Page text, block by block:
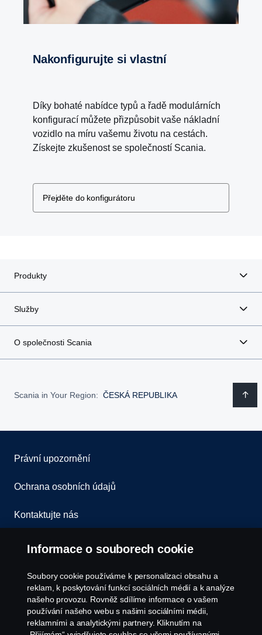
Nakonfigurujte si vlastní
Díky bohaté nabídce typů a řadě modulárních
konfigurací můžete přizpůsobit vaše nákladní
vozidlo na míru vašemu životu na cestách.
Získejte zkušenost se společností Scania.
Přejděte do konfigurátoru
Produkty
Služby
O společnosti Scania
Scania in Your Region: ČESKÁ REPUBLIKA
Právní upozornění
Ochrana osobních údajů
Kontaktujte nás
Všeobecné obchodní podmínky
Oznámení porušení předpisů
Zásady Cookies
Nastavení Cookie
Informace o souborech cookie
Soubory cookie používáme k personalizaci obsahu a
reklam, k poskytování funkcí sociálních médií a k analýze
našeho provozu. Rovněž sdílíme informace o vašem
používání našeho webu s našimi sociálními médii,
reklamními a analytickými partnery. Kliknutím na